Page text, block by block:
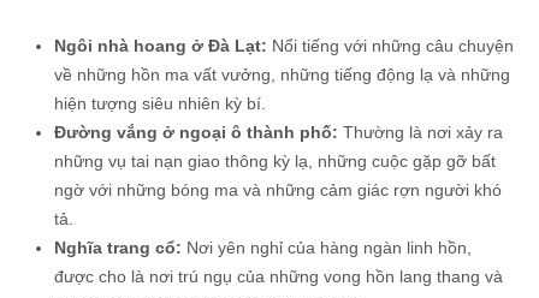
Ngôi nhà hoang ở Đà Lạt: Nổi tiếng với những câu chuyện
về những hồn ma vất vưởng, những tiếng động lạ và những
hiện tượng siêu nhiên kỳ bí.
Đường vắng ở ngoại ô thành phố: Thường là nơi xảy ra
những vụ tai nạn giao thông kỳ lạ, những cuộc gặp gỡ bất
ngờ với những bóng ma và những cảm giác rợn người khó
tả.
Nghĩa trang cổ: Nơi yên nghỉ của hàng ngàn linh hồn,
được cho là nơi trú ngụ của những vong hồn lang thang và